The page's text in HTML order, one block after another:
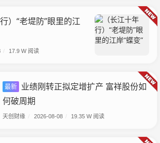
）“老堤防”眼里的江
17.9 W 阅读
最新 业绩刚转正拟定增扩产 富祥股份如
何破周期
天创财缘 2026-08-08 19.35 W 阅读